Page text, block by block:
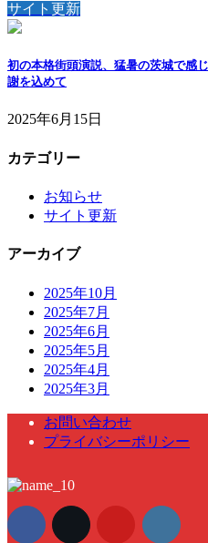
サイト更新
初の本格街頭演説、猛暑の茨城で感
謝を込めて
2025年6月15日
カテゴリー
お知らせ
サイト更新
アーカイブ
2025年10月
2025年7月
2025年6月
2025年5月
2025年4月
2025年3月
お問い合わせ
プライバシーポリシー